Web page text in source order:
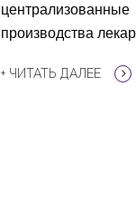
производства
+ ЧИТАТЬ ДАЛЕЕ